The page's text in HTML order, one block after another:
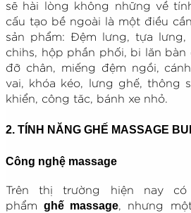
sẽ hài lòng không những về
cấu tạo bề ngoài là một điều
sản phẩm: Đệm lưng, tựa
chihs, hộp phần phối, bi lăn bàn
đỡ chân, miếng đệm ngồi,
vai, khóa kéo, lưng ghế, thông
khiển, công tăc, bánh xe nhỏ.
2. TÍNH NĂNG GHẾ MASSAGE
Công nghệ massage
Trên thị trường hiện nay
phẩmghế massage, nhưng